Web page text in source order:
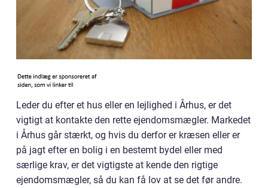
Leder du efter et hus eller en lejlighed i Århus, er det
vigtigt at kontakte den rette ejendomsmægler. Markedet
i Århus går stærkt, og hvis du derfor er kræsen eller er
på jagt efter en bolig i en bestemt bydel eller med
særlige krav, er det vigtigste at kende den rigtige
ejendomsmægler, så du kan få lov at se det før andre.